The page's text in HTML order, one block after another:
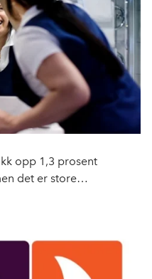
opp 1,3 prosent
det er store